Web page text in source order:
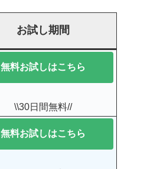
お試し期間
無料お試しはこちら
\\30日間無料//
無料お試しはこちら